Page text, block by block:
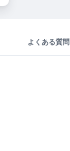
よくある質問